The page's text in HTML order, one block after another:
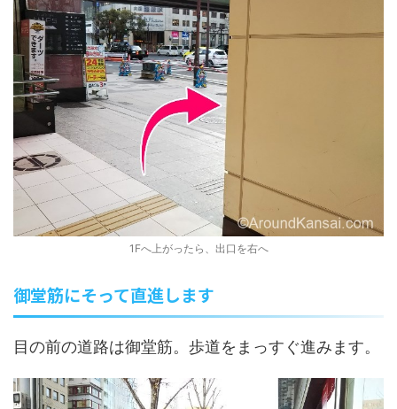
1Fへ上がったら、出口を右へ
御堂筋にそって直進します
目の前の道路は御堂筋。歩道をまっすぐ進みます。